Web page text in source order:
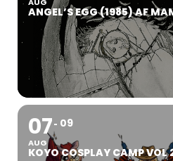
AUG
ANGEL’S EGG (1985) AF
07
AUG
09
KOYO COSPLAY CAMP VOL